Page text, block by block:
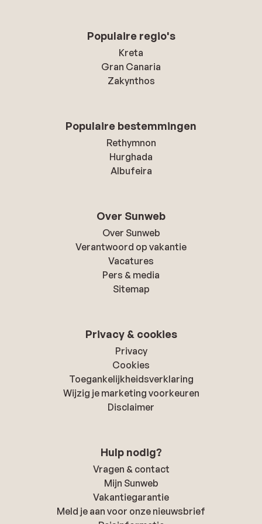
Populaire regio's
Kreta
Gran Canaria
Zakynthos
Populaire bestemmingen
Rethymnon
Hurghada
Albufeira
Over Sunweb
Over Sunweb
Verantwoord op vakantie
Vacatures
Pers & media
Sitemap
Privacy & cookies
Privacy
Cookies
Toegankelijkheidsverklaring
Wijzig je marketing voorkeuren
Disclaimer
Hulp nodig?
Vragen & contact
Mijn Sunweb
Vakantiegarantie
Meld je aan voor onze nieuwsbrief